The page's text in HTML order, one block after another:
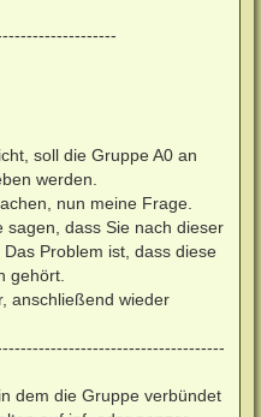
soll die Gruppe A0 an
werden.
nun meine Frage.
sagen, dass Sie nach dieser
Problem ist, dass diese
gehört.
anschließend wieder
dem die Gruppe verbündet